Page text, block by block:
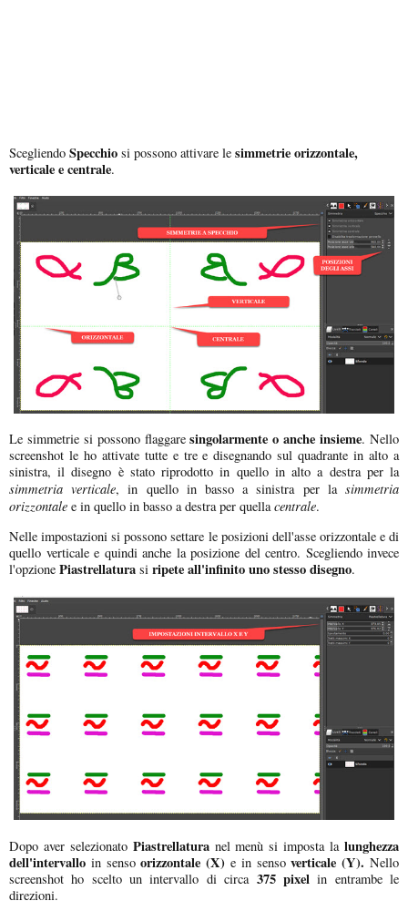
Scegliendo Specchio si possono attivare le simmetrie orizzontale,
verticale e centrale.
Le simmetrie si possono flaggaresingolarmente o anche insieme. Nello
screenshot le ho attivate tutte e tre e disegnando sul quadrante in alto a
sinistra, il disegno è stato riprodotto in quello in alto a destra per la
simmetria verticale, in quello in basso a sinistra per lasimmetria
orizzontale e in quello in basso a destra per quellacentrale.
Nelle impostazioni si possono settare le posizioni dell'asse orizzontale e di
quello verticale e quindi anche la posizione del centro. Scegliendo invece
l'opzione Piastrellatura si ripete all'infinito uno stesso disegno.
Dopo aver selezionato Piastrellaturanel menù si imposta lalunghezza
dell'intervallo in sensoorizzontale (X) e in sensoverticale (Y). Nello
screenshot ho scelto un intervallo di circa 375 pixelin entrambe le
direzioni.